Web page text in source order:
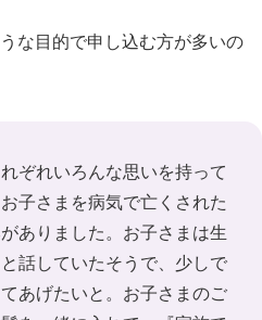
目的で申し込む方が多いの
れぞれいろんな思いを持って
子さまを病気で亡くされた
ありました。お子さまは生
話していたそうで、少しで
あげたいと。お子さまのご